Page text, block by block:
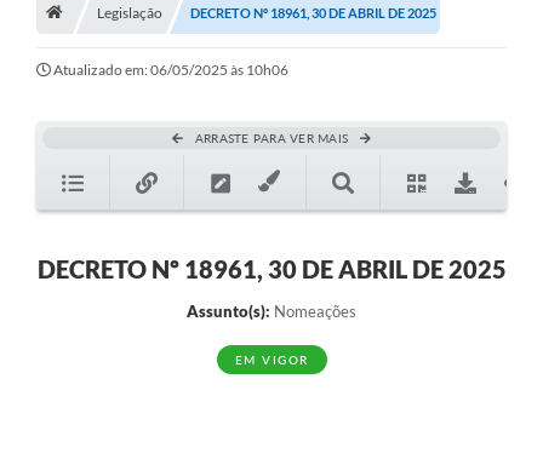
A História
Galeria de Fotos
Legislação DECRETO Nº 18961, 30 DE ABRIL DE 2025
Atualizado em: 06/05/2025 às 10h06
ARRASTE PARA VER MAIS
DECRETO Nº 18961, 30 DE ABRIL DE 2025
Assunto(s): Nomeações
EM VIGOR